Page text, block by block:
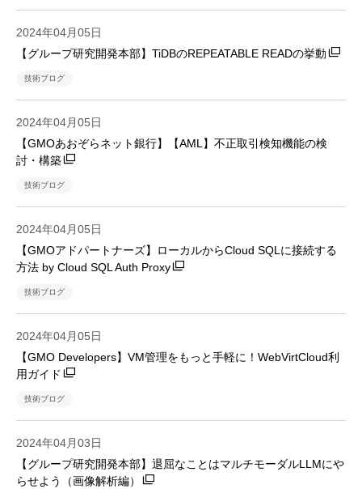
2024年04月05日
【グループ研究開発本部】TiDBのREPEATABLE READの挙動
技術ブログ
2024年04月05日
【GMOあおぞらネット銀行】【AML】不正取引検知機能の検
討・構築
技術ブログ
2024年04月05日
【GMOアドパートナーズ】ローカルからCloud SQLに接続する
方法 by Cloud SQL Auth Proxy
技術ブログ
2024年04月05日
【GMO Developers】VM管理をもっと手軽に！WebVirtCloud利
用ガイド
技術ブログ
2024年04月03日
【グループ研究開発本部】退屈なことはマルチモーダルLLMにや
らせよう（画像解析編）